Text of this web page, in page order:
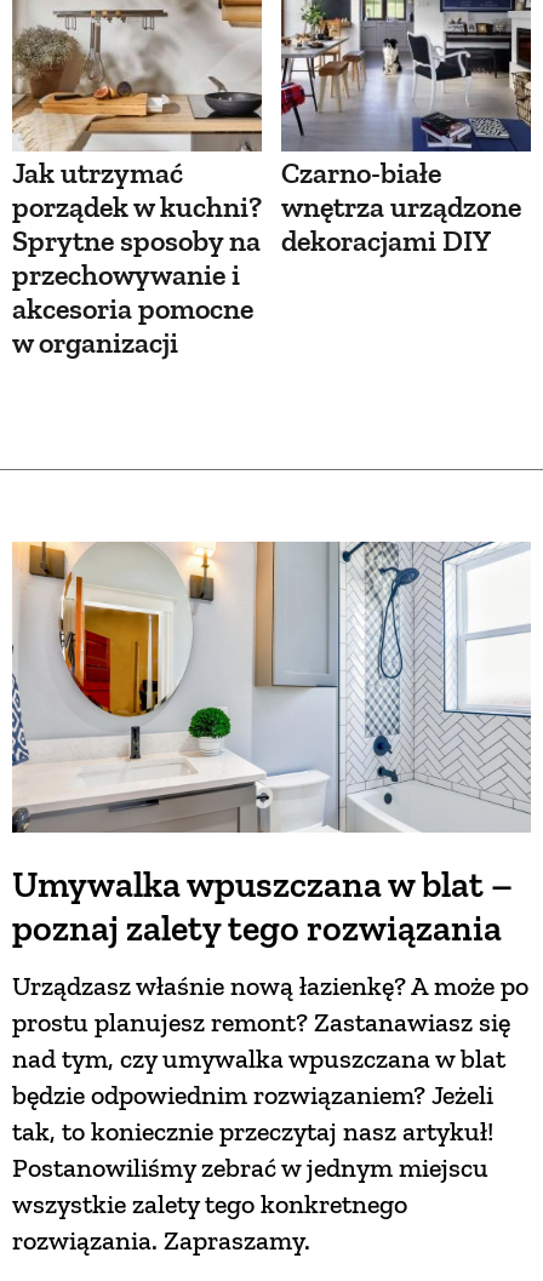
Jak utrzymać
porządek w kuchni?
Sprytne sposoby na
przechowywanie i
akcesoria pomocne
w organizacji
Czarno-białe
wnętrza urządzone
dekoracjami DIY
Umywalka wpuszczana w blat –
poznaj zalety tego rozwiązania
Urządzasz właśnie nową łazienkę? A może po
prostu planujesz remont? Zastanawiasz się
nad tym, czy umywalka wpuszczana w blat
będzie odpowiednim rozwiązaniem? Jeżeli
tak, to koniecznie przeczytaj nasz artykuł!
Postanowiliśmy zebrać w jednym miejscu
wszystkie zalety tego konkretnego
rozwiązania. Zapraszamy.